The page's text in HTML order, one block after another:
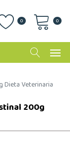
0 0
Dieta Veterinaria
200g